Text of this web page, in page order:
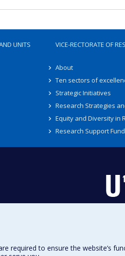
UNITS VICE-RECTORATE OF
About
Ten sectors of
Strategic Initiatives
Research Strategies
Equity and Diversity in
Research Support Fund
required to ensure the website’s